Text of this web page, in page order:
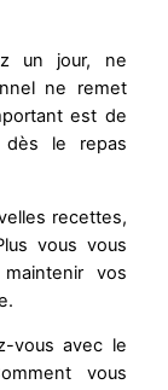
un jour, ne
ne remet
est de
dès le repas
recettes,
vous vous
vos
vous avec le
vous